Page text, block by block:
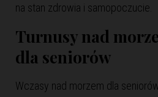
na stan zdrowia i samopoczucie.
Turnusy nad
dla seniorów
Wczasy nad morzem dla